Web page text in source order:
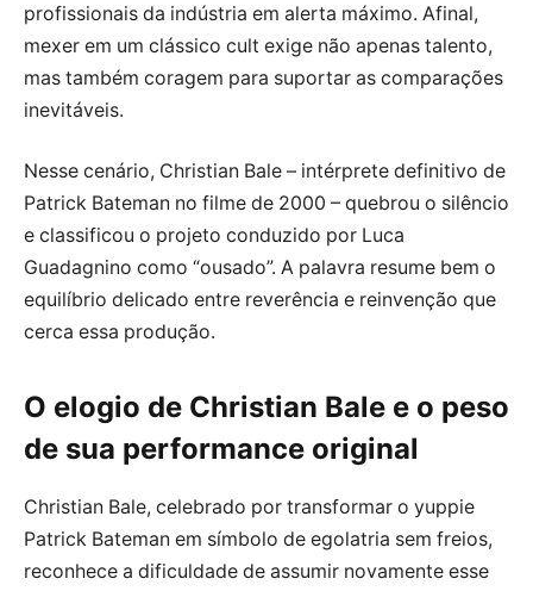
profissionais da indústria em alerta máximo. Afinal,
mexer em um clássico cult exige não apenas talento,
mas também coragem para suportar as comparações
inevitáveis.
Nesse cenário, Christian Bale – intérprete definitivo de
Patrick Bateman no filme de 2000 – quebrou o silêncio
e classificou o projeto conduzido por Luca
Guadagnino como “ousado”. A palavra resume bem o
equilíbrio delicado entre reverência e reinvenção que
cerca essa produção.
O elogio de Christian Bale e o peso
de sua performance original
Christian Bale, celebrado por transformar o yuppie
Patrick Bateman em símbolo de egolatria sem freios,
reconhece a dificuldade de assumir novamente esse